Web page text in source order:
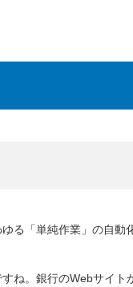
る「単純作業」の自動
ね。銀行のWebサイ